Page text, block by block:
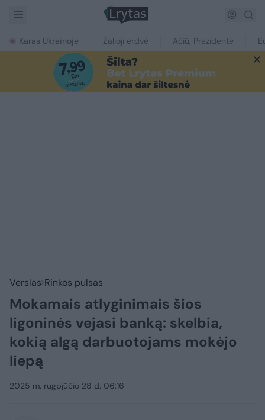
Karas Ukrainoje Žalioji erdvė Ačiū, Prezidente
Verslas Rinkos pulsas
Mokamais atlyginimais šios
ligoninės vejasi banką: skelbia,
kokią algą darbuotojams mokėjo
liepą
2025 m. rugpjūčio 28 d. 06:16